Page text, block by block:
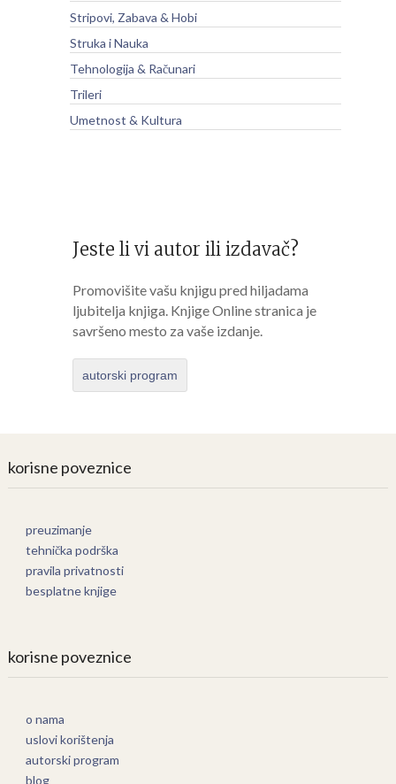
Stripovi, Zabava & Hobi
Struka i Nauka
Tehnologija & Računari
Trileri
Umetnost & Kultura
Jeste li vi autor ili izdavač?
Promovišite vašu knjigu pred hiljadama
ljubitelja knjiga. Knjige Online stranica je
savršeno mesto za vaše izdanje.
autorski program
korisne poveznice
preuzimanje
tehnička podrška
pravila privatnosti
besplatne knjige
korisne poveznice
o nama
uslovi korištenja
autorski program
blog